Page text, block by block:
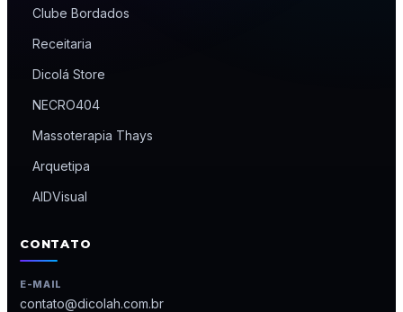
Clube Bordados
Receitaria
Dicolá Store
NECRO404
Massoterapia Thays
Arquetipa
AIDVisual
CONTATO
E-MAIL
contato@dicolah.com.br